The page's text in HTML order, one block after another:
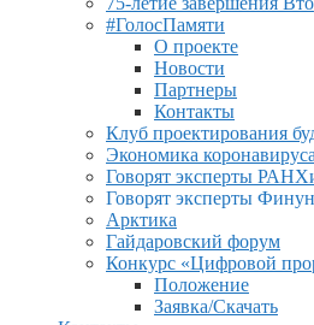
#ГолосПамяти
О проекте
Новости
Партнеры
Контакты
Клуб проектирования
Экономика коронавируса
Говорят эксперты
Говорят эксперты
Арктика
Гайдаровский форум
Конкурс «Цифровой
Положение
Заявка/Скачать